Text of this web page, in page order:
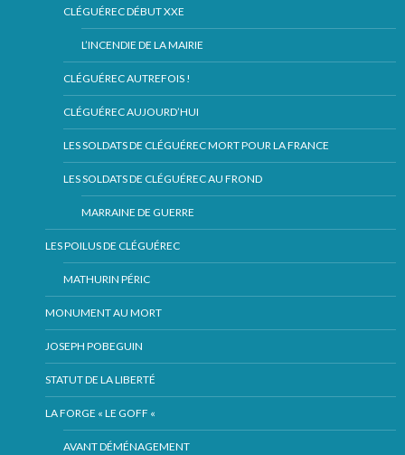
CLÉGUÉREC DÉBUT XXE
L’INCENDIE DE LA MAIRIE
CLÉGUÉREC AUTREFOIS !
CLÉGUÉREC AUJOURD’HUI
LES SOLDATS DE CLÉGUÉREC MORT POUR LA FRANCE
LES SOLDATS DE CLÉGUÉREC AU FROND
MARRAINE DE GUERRE
LES POILUS DE CLÉGUÉREC
MATHURIN PÉRIC
MONUMENT AU MORT
JOSEPH POBEGUIN
STATUT DE LA LIBERTÉ
LA FORGE « LE GOFF «
AVANT DÉMÉNAGEMENT